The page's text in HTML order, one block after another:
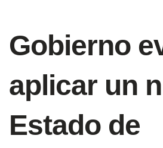
Gobierno
aplicar un
Estado de